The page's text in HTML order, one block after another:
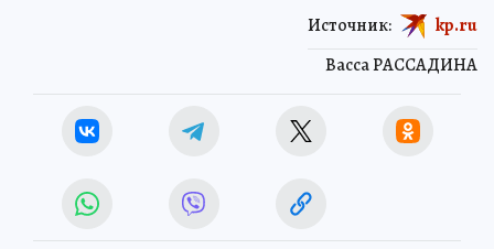
Васса РАССАДИНА
Источник: kp.ru